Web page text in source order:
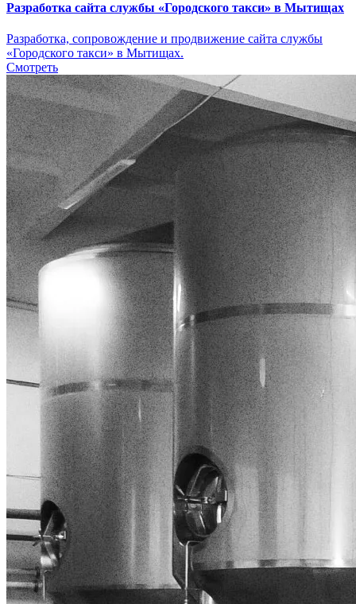
Разработка сайта службы «Городского такси» в Мытищах
Разработка, сопровождение и продвижение сайта службы
«Городского такси» в Мытищах.
Смотреть